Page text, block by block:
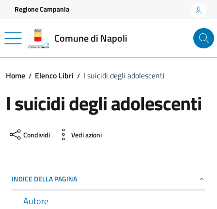
Vai ai contenuti
Vai al footer
Regione Campania
Comune di Napoli
Home Elenco Libri I suicidi degli adolescenti
I suicidi degli adolescenti
Condividi Vedi azioni
INDICE DELLA PAGINA
Autore